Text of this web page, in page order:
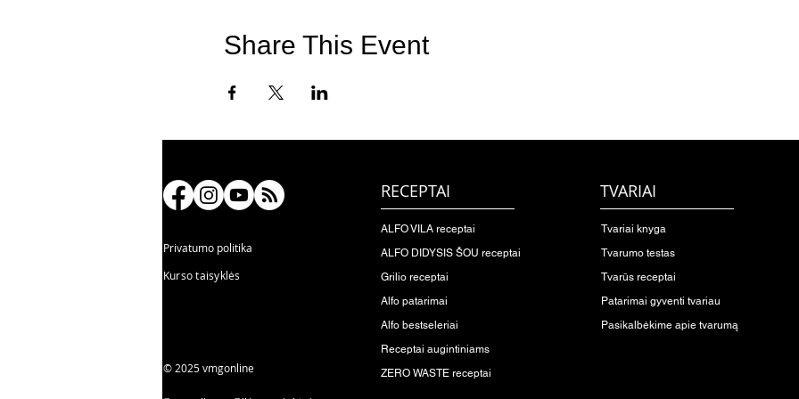
Share This Event
Privatumo politika
Kurso taisyklės
© 2025 vmgonline
RECEPTAI
ALFO VILA receptai
ALFO DIDYSIS ŠOU receptai
Grilio receptai
Alfo patarimai
Alfo bestseleriai
Receptai augintiniams
ZERO WASTE receptai
TVARIAI
Tvariai knyga
Tvarumo testas
Tvarūs receptai
Patarimai gyventi tvariau
Pasikalbėkime apie tvarumą